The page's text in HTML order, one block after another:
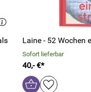
Laine - 52 Wochen
Sofort lieferbar
40,- €*